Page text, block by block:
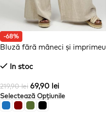
-68%
Bluză fără mâneci și imprimeu
In stoc
219,90lei 69,90 lei
Selectează Opțiunile